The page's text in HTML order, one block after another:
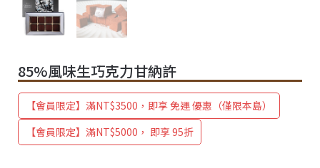
85%風味生巧克力甘納許
【會員限定】滿NT$3500，即享 免運 優惠（僅限本島）
【會員限定】滿NT$5000， 即享 95折